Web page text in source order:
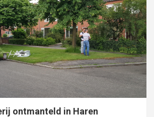
ontmanteld in Haren